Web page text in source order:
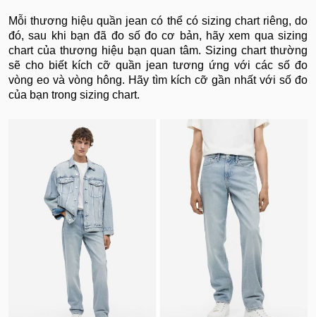
Mỗi thương hiệu quần jean có thể có sizing chart riêng, do
đó, sau khi bạn đã đo số đo cơ bản, hãy xem qua sizing
chart của thương hiệu bạn quan tâm. Sizing chart thường
sẽ cho biết kích cỡ quần jean tương ứng với các số đo
vòng eo và vòng hông. Hãy tìm kích cỡ gần nhất với số đo
của bạn trong sizing chart.